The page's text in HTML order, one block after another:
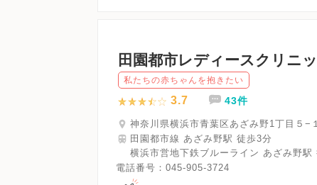
田園都市レディースクリニ
私たちの赤ちゃんを抱きたい
3.7 43件
神奈川県横浜市青葉区あざみ野1丁目５−１
田園都市線 あざみ野駅 徒歩3分
横浜市営地下鉄ブルーライン あざみ野駅
電話番号： 045-905-3724